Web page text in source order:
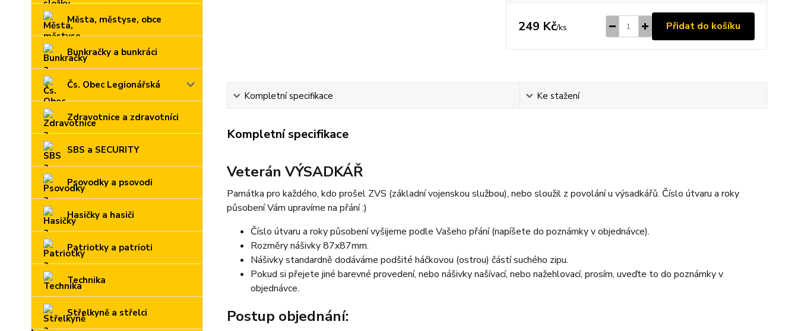
Města, městyse, obce
Bunkračky a bunkráci
Čs. Obec Legionářská
Zdravotnice a zdravotníci
SBS a SECURITY
Psovodky a psovodi
Hasičky a hasiči
Patriotky a patrioti
Technika
Střelkyně a střelci
249 Kč/ks Přidat do košíku
Kompletní specifikace Ke stažení
Kompletní specifikace
Veterán VÝSADKÁŘ
Památka pro každého, kdo prošel ZVS (základní vojenskou službou), nebo sloužil z povolání u výsadkářů. Číslo útvaru a roky
působení Vám upravíme na přání :)
Číslo útvaru a roky působení vyšijeme podle Vašeho přání (napíšete do poznámky v objednávce).
Rozměry nášivky 87x87mm.
Nášivky standardně dodáváme podšité háčkovou (ostrou) částí suchého zipu.
Pokud si přejete jiné barevné provedení, nebo nášivky našívací, nebo nažehlovací, prosím, uveďte to do poznámky v
objednávce.
Postup objednání: